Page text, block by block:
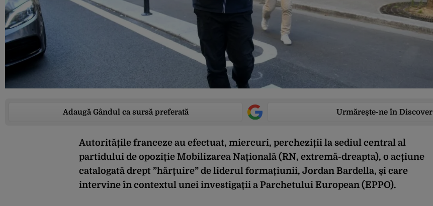
Adaugă Gândul ca sursă preferată Urmărește-ne în Discover
Autoritățile franceze au efectuat, miercuri, percheziții la sediul central al
partidului de opoziție Mobilizarea Națională (RN, extremă-dreapta), o acțiune
catalogată drept ”hărțuire” de liderul formațiunii, Jordan Bardella, și care
intervine în contextul unei investigații a Parchetului European (EPPO).